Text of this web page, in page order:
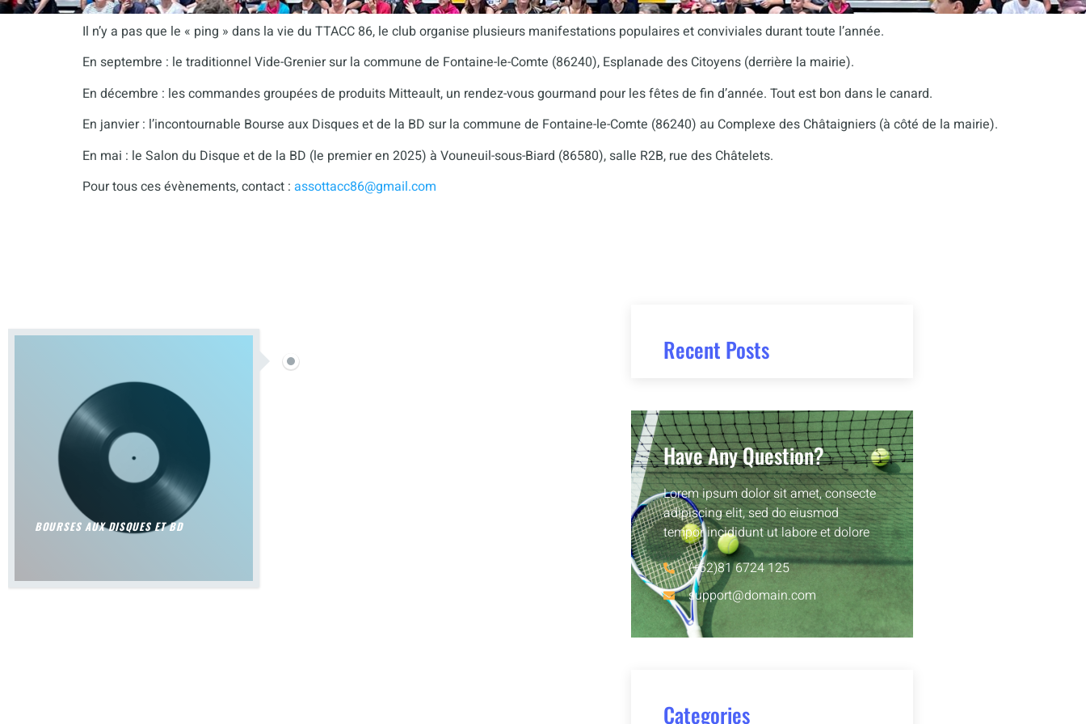
Il n’y a pas que le « ping » dans la vie du TTACC 86, le club organise plusieurs manifestations populaires et conviviales durant toute l’année.
En septembre : le traditionnel Vide-Grenier sur la commune de Fontaine-le-Comte (86240), Esplanade des Citoyens (derrière la mairie).
En décembre : les commandes groupées de produits Mitteault, un rendez-vous gourmand pour les fêtes de fin d’année. Tout est bon dans le canard.
En janvier : l’incontournable Bourse aux Disques et de la BD sur la commune de Fontaine-le-Comte (86240) au Complexe des Châtaigniers (à côté de la mairie).
En mai : le Salon du Disque et de la BD (le premier en 2025) à Vouneuil-sous-Biard (86580), salle R2B, rue des Châtelets.
Pour tous ces évènements, contact : assottacc86@gmail.com
BOURSES AUX DISQUES ET BD
Recent Posts
Have Any Question?
Lorem ipsum dolor sit amet, consecte
adipiscing elit, sed do eiusmod
tempor incididunt ut labore et dolore
(+62)81 6724 125
support@domain.com
Categories